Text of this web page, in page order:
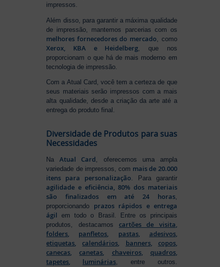
impressos.
Além disso, para garantir a máxima qualidade
de impressão, mantemos parcerias com os
melhores fornecedores do mercado , como
Xerox, KBA e Heidelberg , que nos
proporcionam o que há de mais moderno em
tecnologia de impressão.
Com a Atual Card, você tem a certeza de que
seus materiais serão impressos com a mais
alta qualidade, desde a criação da arte até a
entrega do produto final.
Diversidade de Produtos para suas
Necessidades
NaAtual Card, oferecemos uma ampla
variedade de impressos, com mais de 20.000
itens para personalização. Para garantir
agilidade e eficiência, 80% dos materiais
são finalizados em até 24 horas,
proporcionando prazos rápidos e entrega
ágil em todo o Brasil. Entre os principais
produtos, destacamos cartões de visita,
folders, panfletos, pastas, adesivos,
etiquetas,calendários, banners, copos,
canecas,canetas, chaveiros, quadros,
tapetes, luminárias, entre outros.